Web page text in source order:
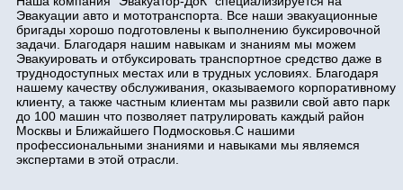
Эвакуации авто и мототранспорта. Все наши эвакуационные
бригады хорошо подготовлены к выполнению буксировочной
задачи. Благодаря нашим навыкам и знаниям мы можем
Эвакуировать и отбуксировать транспортное средство даже в
труднодоступных местах или в трудных условиях. Благодаря
нашему качеству обслуживания, оказываемого корпоративному
клиенту, а также частным клиентам мы развили свой авто парк
до 100 машин что позволяет патрулировать каждый район
Москвы и Ближайшего Подмосковья.С нашими
профессиональными знаниями и навыками мы являемся
экспертами в этой отрасли.